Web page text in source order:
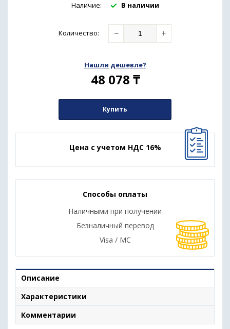
Наличие: В наличии
Количество: − +
Нашли дешевле?
48 078 ₸
Купить
Цена с учетом НДС 16%
Способы оплаты
Наличными при получении
Безналичный перевод
Visa / MC
Описание
Характеристики
Комментарии